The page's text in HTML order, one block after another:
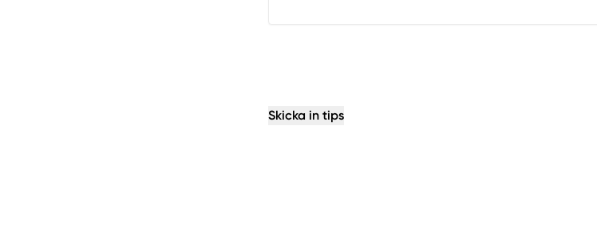
Skicka in tips